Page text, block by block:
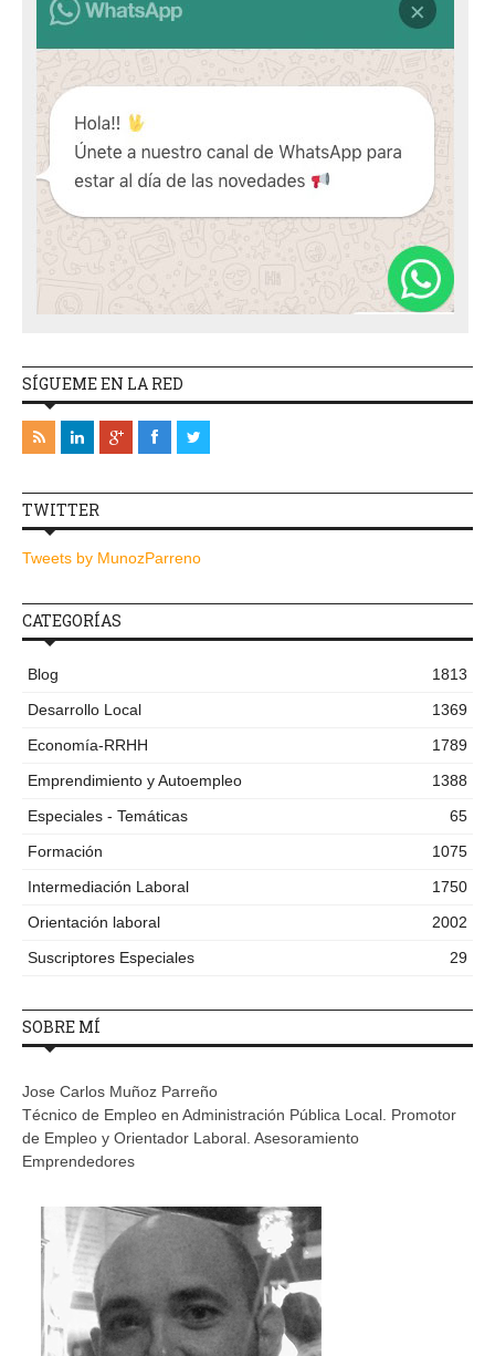
SÍGUEME EN LA RED
TWITTER
Tweets by MunozParreno
CATEGORÍAS
Blog
1813
Desarrollo Local
1369
Economía-RRHH
1789
Emprendimiento y Autoempleo
1388
Especiales - Temáticas
65
Formación
1075
Intermediación Laboral
1750
Orientación laboral
2002
Suscriptores Especiales
29
SOBRE MÍ
Jose Carlos Muñoz Parreño
Técnico de Empleo en Administración Pública Local. Promotor
de Empleo y Orientador Laboral. Asesoramiento
Emprendedores